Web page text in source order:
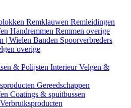
Remklauwen Remleidingen
Handremmen Remmen overige
| Wielen Banden Spoorverbreders
overige
& Polijsten InterieurVelgen &
Gereedschappen
Coatings & spuitbussen